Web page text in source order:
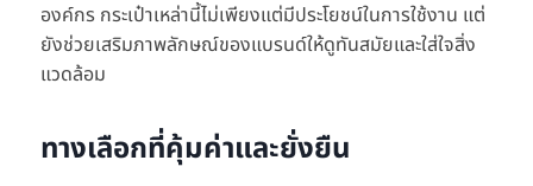
องค์กร กระเป๋าเหล่านี้ไม่เพียงแต่มีประโยชน์ในการใช้งาน แต่
ยังช่วยเสริมภาพลักษณ์ของแบรนด์ให้ดูทันสมัยและใส่ใจสิ่ง
แวดล้อม
ทางเลือกที่คุ้มค่าและยั่งยืน